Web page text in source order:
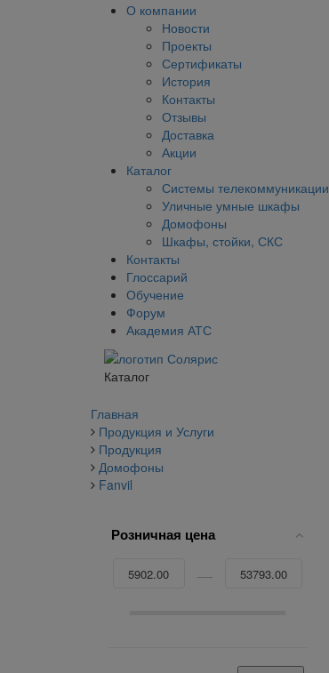
О компании
Новости
Проекты
Сертификаты
История
Контакты
Отзывы
Доставка
Акции
Каталог
Системы телекоммуникации
Уличные умные шкафы
Домофоны
Шкафы, стойки, СКС
Контакты
Глоссарий
Обучение
Форум
Академия АТС
Каталог
Главная
Продукция и Услуги
Продукция
Домофоны
Fanvil
Розничная цена